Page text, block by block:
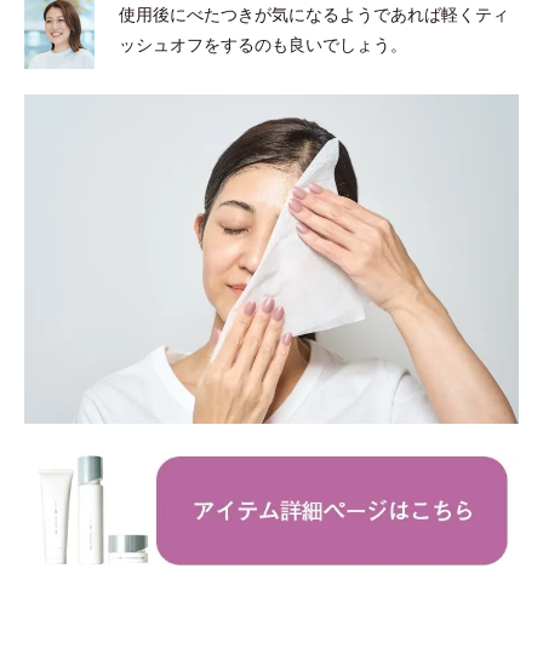
使用後にべたつきが気になるようであれば軽くティ
ッシュオフをするのも良いでしょう。